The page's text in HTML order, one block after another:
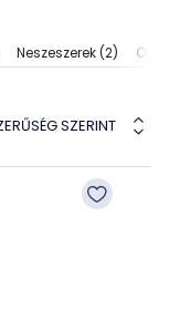
Neszeszerek(2)
SZERINT